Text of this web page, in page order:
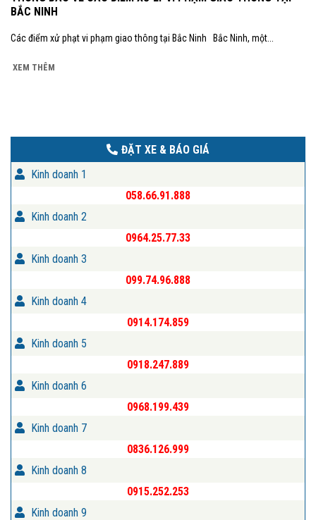
BẮC NINH
Các điểm xử phạt vi phạm giao thông tại Bắc Ninh Bắc Ninh, một...
XEM THÊM
ĐẶT XE & BÁO GIÁ
Kinh doanh 1
058.66.91.888
Kinh doanh 2
0964.25.77.33
Kinh doanh 3
099.74.96.888
Kinh doanh 4
0914.174.859
Kinh doanh 5
0918.247.889
Kinh doanh 6
0968.199.439
Kinh doanh 7
0836.126.999
Kinh doanh 8
0915.252.253
Kinh doanh 9